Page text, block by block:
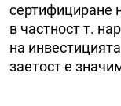
сертифициране
в частност т.
на
заетост е